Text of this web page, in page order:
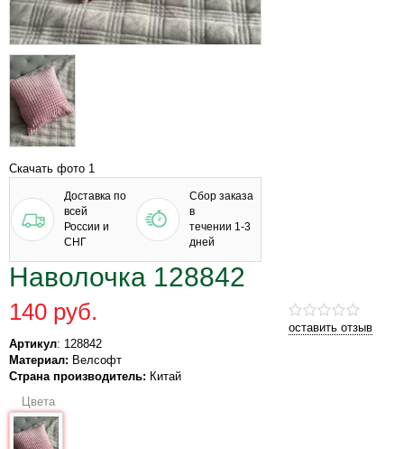
Скачать фото 1
Доставка по
всей
России и
СНГ
Сбор заказа
в
течении 1-3
дней
Наволочка 128842
оставить отзыв
140 руб.
Артикул: 128842
Материал: Велсофт
Страна производитель: Китай
Цвета